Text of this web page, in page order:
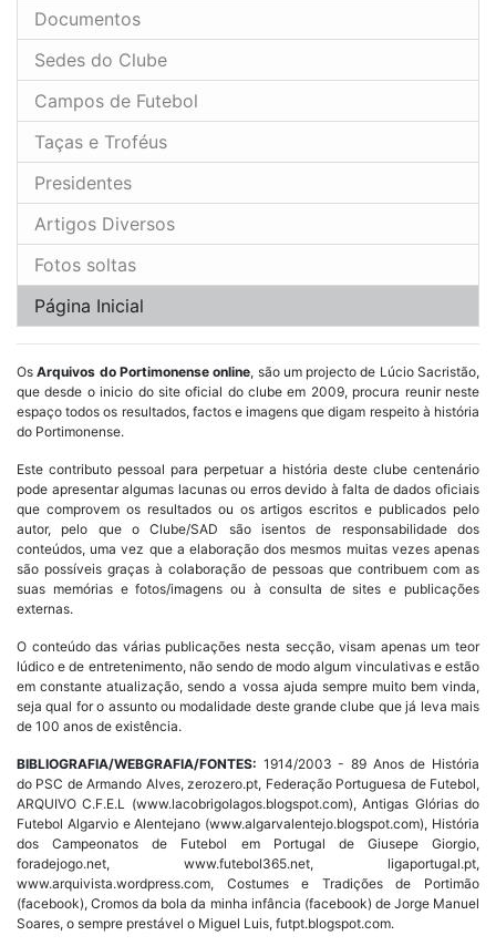
Documentos
Sedes do Clube
Campos de Futebol
Taças e Troféus
Presidentes
Artigos Diversos
Fotos soltas
Página Inicial
OsArquivos do Portimonense online, são um projecto de Lúcio Sacristão,
que desde o inicio do site oficial do clube em 2009, procura reunir neste
espaço todos os resultados, factos e imagens que digam respeito à história
do Portimonense.
Este contributo pessoal para perpetuar a história deste clube centenário
pode apresentar algumas lacunas ou erros devido à falta de dados oficiais
que comprovem os resultados ou os artigos escritos e publicados pelo
autor, pelo que o Clube/SAD são isentos de responsabilidade dos
conteúdos, uma vez que a elaboração dos mesmos muitas vezes apenas
são possíveis graças à colaboração de pessoas que contribuem com as
suas memórias e fotos/imagens ou à consulta de sites e publicações
externas.
O conteúdo das várias publicações nesta secção, visam apenas um teor
lúdico e de entretenimento, não sendo de modo algum vinculativas e estão
em constante atualização, sendo a vossa ajuda sempre muito bem vinda,
seja qual for o assunto ou modalidade deste grande clube que já leva mais
de 100 anos de existência.
BIBLIOGRAFIA/WEBGRAFIA/FONTES: 1914/2003 - 89 Anos de História
do PSC de Armando Alves, zerozero.pt, Federação Portuguesa de Futebol,
ARQUIVO C.F.E.L (www.lacobrigolagos.blogspot.com), Antigas Glórias do
Futebol Algarvio e Alentejano (www.algarvalentejo.blogspot.com), História
dos Campeonatos de Futebol em Portugal de Giusepe Giorgio,
foradejogo.net, www.futebol365.net, ligaportugal.pt,
www.arquivista.wordpress.com, Costumes e Tradições de Portimão
(facebook), Cromos da bola da minha infância (facebook) de Jorge Manuel
Soares, o sempre prestável o Miguel Luis, futpt.blogspot.com.